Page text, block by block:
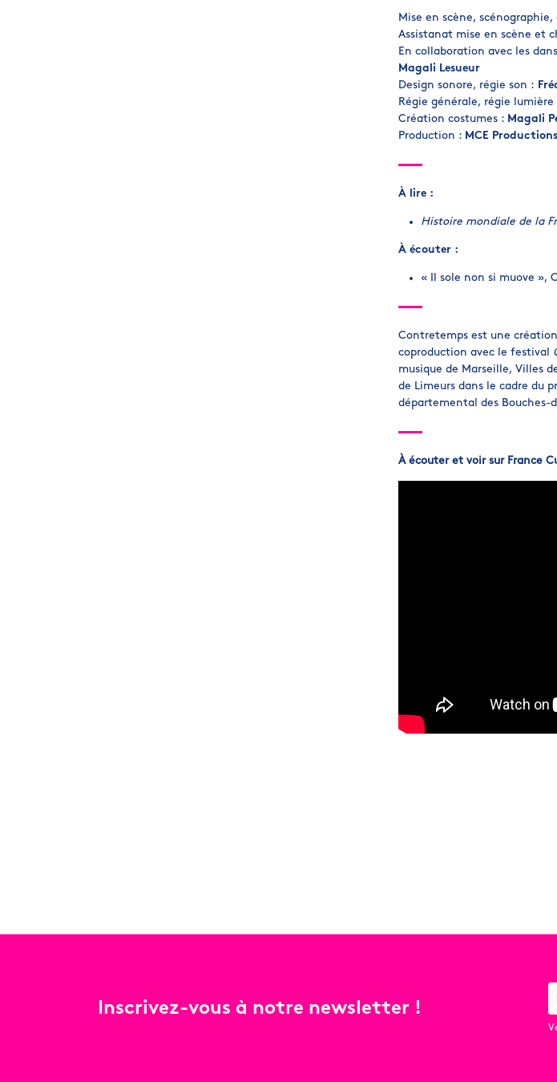
Mise en scène,
Assistanat mise en scène et
En collaboration avec les
Magali Lesueur
Design sonore, régie son :
Régie générale, régie lumière
Création costumes : Magali
Production : MCE Productions
À lire :
Histoire mondiale de la
À écouter :
« Il sole non si muove »,
Contretemps est une
coproduction avec le festival
musique de Marseille, Villes
de Limeurs dans le cadre du
départemental des Bouches-
À écouter et voir sur France
Inscrivez-vous à notre newsletter !